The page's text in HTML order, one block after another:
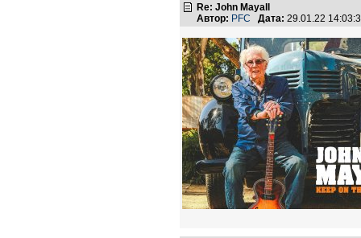
Re: John Mayall
Автор: PFC Дата: 29.01.22